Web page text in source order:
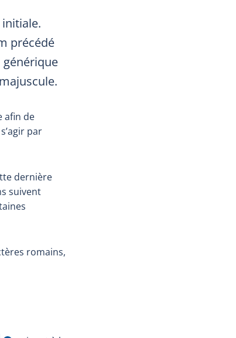
précédé
générique
afin de
par
dernière
suivent
romains,